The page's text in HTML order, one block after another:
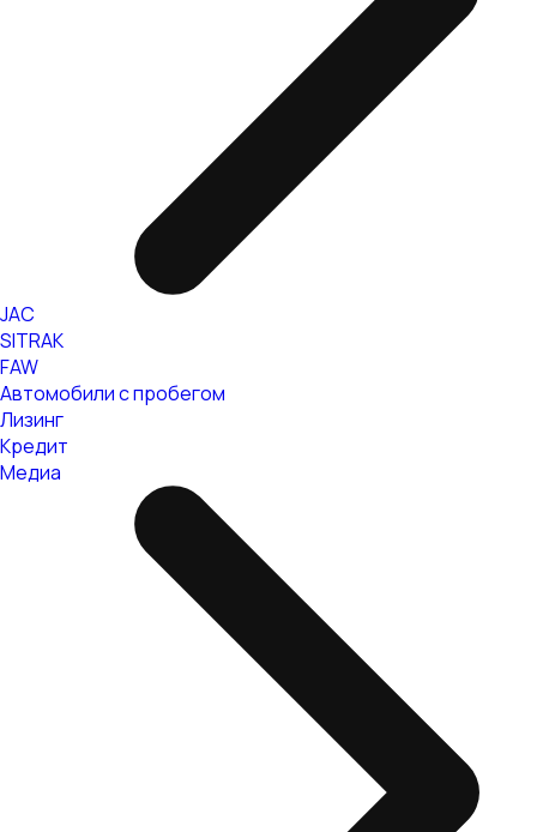
JAC
SITRAK
FAW
Автомобили с пробегом
Лизинг
Кредит
Медиа